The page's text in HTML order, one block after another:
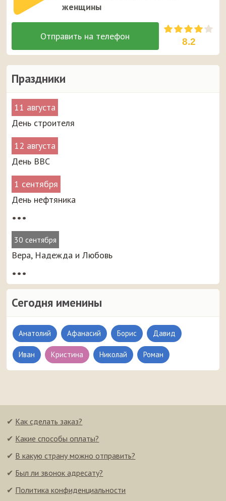
Праздники
11 августа
День строителя
12 августа
День ВВС
1 сентября
День нефтяника
•••
30 сентября
Вера, Надежда и Любовь
•••
Сегодня именины
Анатолий Афанасий Борис Давид
Иван Кристина Николай Роман
женщины
8.2
✔ Как сделать заказ?
✔ Какие способы оплаты?
✔ В какую страну можно отправить?
✔ Был ли звонок адресату?
✔ Политика конфиденциальности